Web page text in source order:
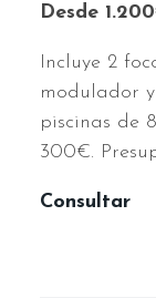
Desde
Incluye 2
modulador
piscinas de
300€.
Consultar